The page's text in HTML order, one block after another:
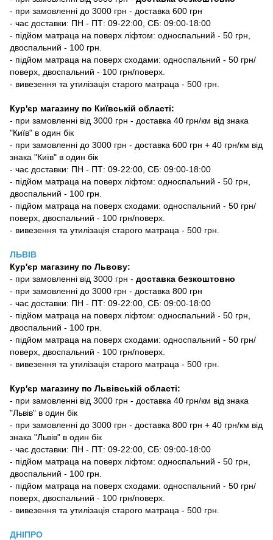
- при замовленні до 3000 грн - доставка 600 грн
- час доставки: ПН - ПТ: 09-22:00, СБ: 09:00-18:00
- підйом матраца на поверх ліфтом: односпальний - 50 грн,
двоспальний - 100 грн.
- підйом матраца на поверх сходами: односпальний - 50 грн/
поверх, двоспальний - 100 грн/поверх.
- вивезення та утилізація старого матраца - 500 грн.
Кур'єр магазину по Київській області:
- при замовленні від 3000 грн - доставка 40 грн/км від знака
"Київ" в один бік
- при замовленні до 3000 грн - доставка 600 грн + 40 грн/км від
знака "Київ" в один бік
- час доставки: ПН - ПТ: 09-22:00, СБ: 09:00-18:00
- підйом матраца на поверх ліфтом: односпальний - 50 грн,
двоспальний - 100 грн.
- підйом матраца на поверх сходами: односпальний - 50 грн/
поверх, двоспальний - 100 грн/поверх.
- вивезення та утилізація старого матраца - 500 грн.
ЛЬВІВ
Кур'єр магазину по Львову:
- при замовленні від 3000 грн - доставка безкоштовно
- при замовленні до 3000 грн - доставка 800 грн
- час доставки: ПН - ПТ: 09-22:00, СБ: 09:00-18:00
- підйом матраца на поверх ліфтом: односпальний - 50 грн,
двоспальний - 100 грн.
- підйом матраца на поверх сходами: односпальний - 50 грн/
поверх, двоспальний - 100 грн/поверх.
- вивезення та утилізація старого матраца - 500 грн.
Кур'єр магазину по Львівській області:
- при замовленні від 3000 грн - доставка 40 грн/км від знака
"Львів" в один бік
- при замовленні до 3000 грн - доставка 800 грн + 40 грн/км від
знака "Львів" в один бік
- час доставки: ПН - ПТ: 09-22:00, СБ: 09:00-18:00
- підйом матраца на поверх ліфтом: односпальний - 50 грн,
двоспальний - 100 грн.
- підйом матраца на поверх сходами: односпальний - 50 грн/
поверх, двоспальний - 100 грн/поверх.
- вивезення та утилізація старого матраца - 500 грн.
ДНІПРО